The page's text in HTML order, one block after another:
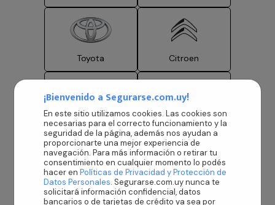
Toyota Citroen
Nissan Suzuki
Hyundai BYD Auto
¡Bienvenido a Segurarse.com.uy!
En este sitio utilizamos cookies. Las cookies son
necesarias para el correcto funcionamiento y la
seguridad de la página, además nos ayudan a
proporcionarte una mejor experiencia de
navegación. Para más información o retirar tu
consentimiento en cualquier momento lo podés
hacer en Políticas de Privacidad y Protección de
Datos Personales. Segurarse.com.uy nunca te
solicitará información confidencial, datos
bancarios o de tarjetas de crédito ya sea por